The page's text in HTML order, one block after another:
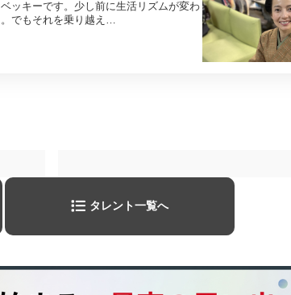
キーです。少し前に生活リズムが変わ
でもそれを乗り越え…
タレント一覧へ